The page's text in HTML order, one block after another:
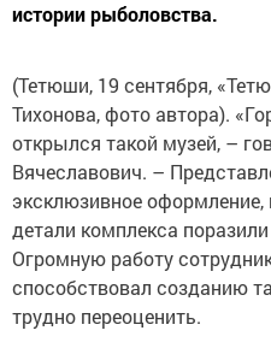
истории рыболовства.
(Тетюши, 19 сентября,
Тихонова, фото автора).
открылся такой музей, –
Вячеславович. –
эксклюзивное
детали комплекса
Огромную работу
способствовал созданию
трудно переоценить.